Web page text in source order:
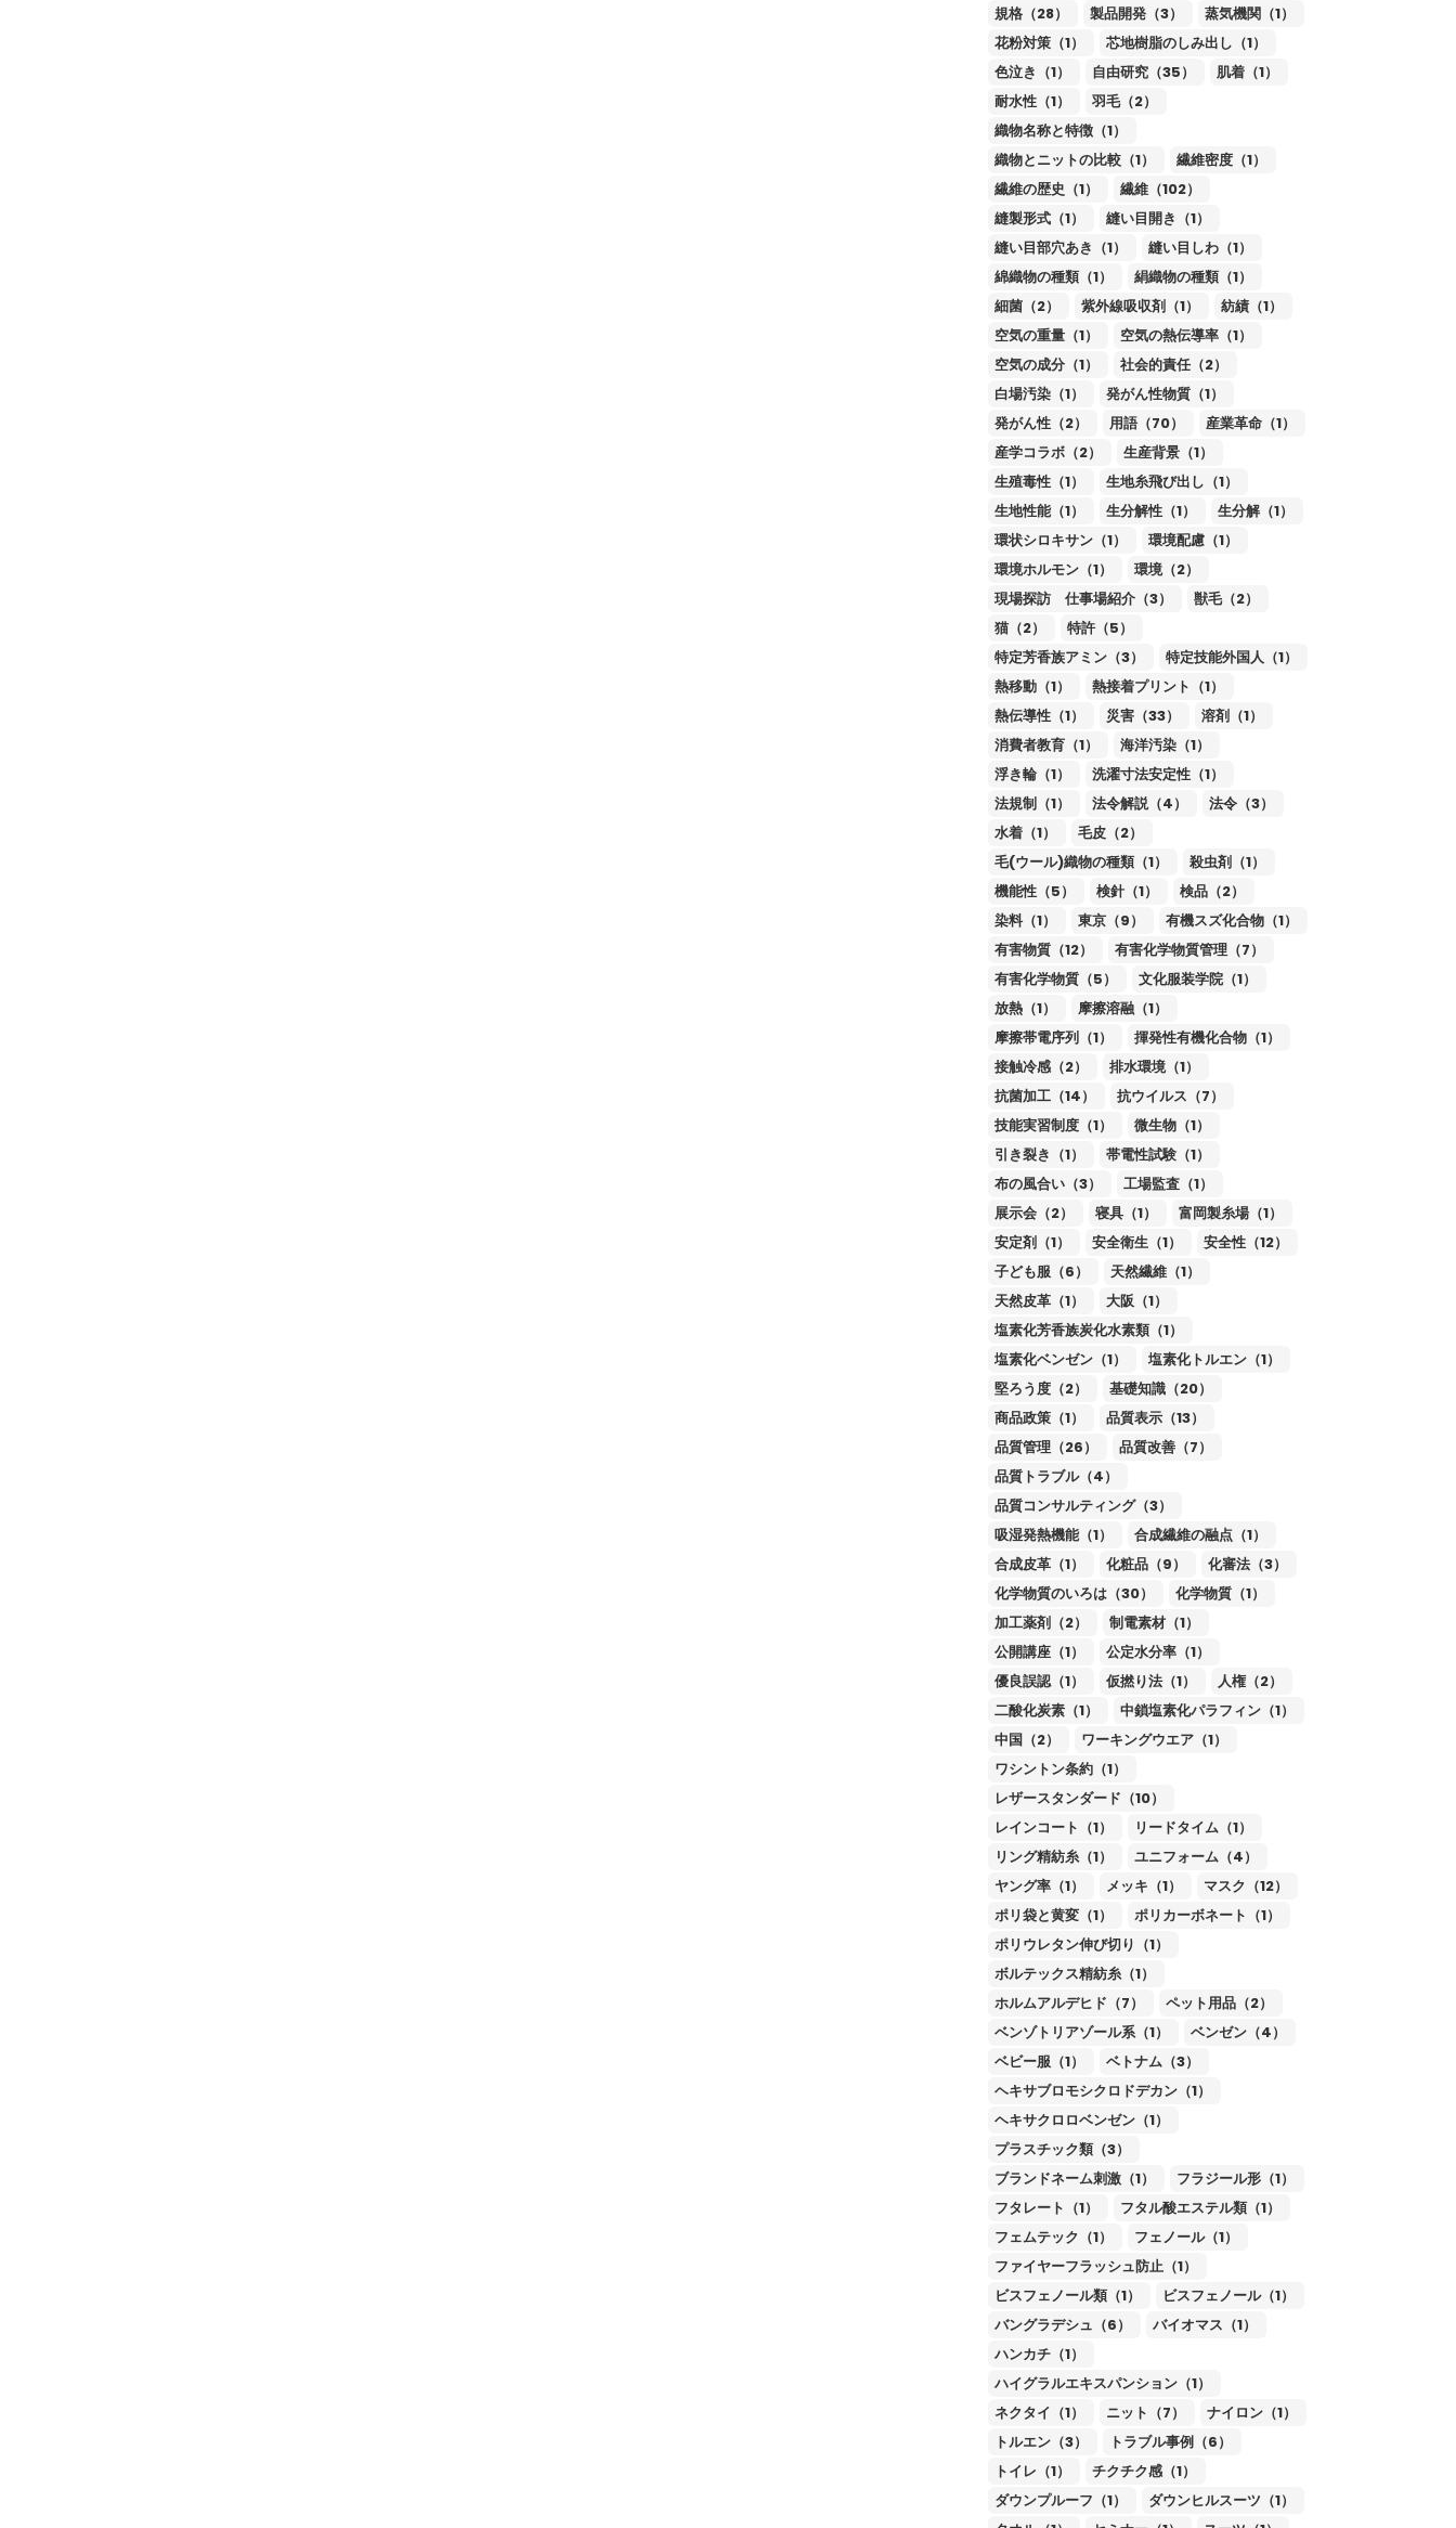
規格（28）
製品開発（3）
蒸気機関（1）
花粉対策（1）
芯地樹脂のしみ出し（1）
色泣き（1）
自由研究（35）
肌着（1）
耐水性（1）
羽毛（2）
織物名称と特徴（1）
織物とニットの比較（1）
繊維密度（1）
繊維の歴史（1）
繊維（102）
縫製形式（1）
縫い目開き（1）
縫い目部穴あき（1）
縫い目しわ（1）
綿織物の種類（1）
絹織物の種類（1）
細菌（2）
紫外線吸収剤（1）
紡績（1）
空気の重量（1）
空気の熱伝導率（1）
空気の成分（1）
社会的責任（2）
白場汚染（1）
発がん性物質（1）
発がん性（2）
用語（70）
産業革命（1）
産学コラボ（2）
生産背景（1）
生殖毒性（1）
生地糸飛び出し（1）
生地性能（1）
生分解性（1）
生分解（1）
環状シロキサン（1）
環境配慮（1）
環境ホルモン（1）
環境（2）
現場探訪 仕事場紹介（3）
獣毛（2）
猫（2）
特許（5）
特定芳香族アミン（3）
特定技能外国人（1）
熱移動（1）
熱接着プリント（1）
熱伝導性（1）
災害（33）
溶剤（1）
消費者教育（1）
海洋汚染（1）
浮き輪（1）
洗濯寸法安定性（1）
法規制（1）
法令解説（4）
法令（3）
水着（1）
毛皮（2）
毛(ウール)織物の種類（1）
殺虫剤（1）
機能性（5）
検針（1）
検品（2）
染料（1）
東京（9）
有機スズ化合物（1）
有害物質（12）
有害化学物質管理（7）
有害化学物質（5）
文化服装学院（1）
放熱（1）
摩擦溶融（1）
摩擦帯電序列（1）
揮発性有機化合物（1）
接触冷感（2）
排水環境（1）
抗菌加工（14）
抗ウイルス（7）
技能実習制度（1）
微生物（1）
引き裂き（1）
帯電性試験（1）
布の風合い（3）
工場監査（1）
展示会（2）
寝具（1）
富岡製糸場（1）
安定剤（1）
安全衛生（1）
安全性（12）
子ども服（6）
天然繊維（1）
天然皮革（1）
大阪（1）
塩素化芳香族炭化水素類（1）
塩素化ベンゼン（1）
塩素化トルエン（1）
堅ろう度（2）
基礎知識（20）
商品政策（1）
品質表示（13）
品質管理（26）
品質改善（7）
品質トラブル（4）
品質コンサルティング（3）
吸湿発熱機能（1）
合成繊維の融点（1）
合成皮革（1）
化粧品（9）
化審法（3）
化学物質のいろは（30）
化学物質（1）
加工薬剤（2）
制電素材（1）
公開講座（1）
公定水分率（1）
優良誤認（1）
仮撚り法（1）
人権（2）
二酸化炭素（1）
中鎖塩素化パラフィン（1）
中国（2）
ワーキングウエア（1）
ワシントン条約（1）
レザースタンダード（10）
レインコート（1）
リードタイム（1）
リング精紡糸（1）
ユニフォーム（4）
ヤング率（1）
メッキ（1）
マスク（12）
ポリ袋と黄変（1）
ポリカーボネート（1）
ポリウレタン伸び切り（1）
ボルテックス精紡糸（1）
ホルムアルデヒド（7）
ペット用品（2）
ベンゾトリアゾール系（1）
ベンゼン（4）
ベビー服（1）
ベトナム（3）
ヘキサブロモシクロドデカン（1）
ヘキサクロロベンゼン（1）
プラスチック類（3）
ブランドネーム刺激（1）
フラジール形（1）
フタレート（1）
フタル酸エステル類（1）
フェムテック（1）
フェノール（1）
ファイヤーフラッシュ防止（1）
ビスフェノール類（1）
ビスフェノール（1）
バングラデシュ（6）
バイオマス（1）
ハンカチ（1）
ハイグラルエキスパンション（1）
ネクタイ（1）
ニット（7）
ナイロン（1）
トルエン（3）
トラブル事例（6）
トイレ（1）
チクチク感（1）
ダウンプルーフ（1）
ダウンヒルスーツ（1）